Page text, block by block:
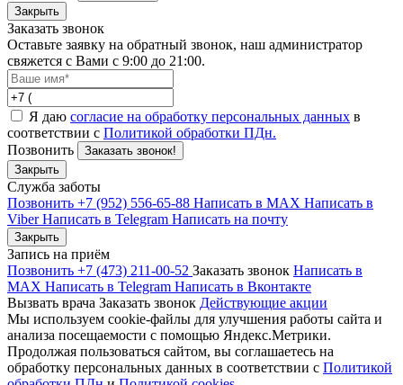
Закрыть
Заказать звонок
Оставьте заявку на обратный звонок, наш администратор
свяжется с Вами с 9:00 до 21:00.
Я даю согласие на обработку персональных данных в
соответствии с Политикой обработки ПДн.
Позвонить
Заказать звонок!
Закрыть
Служба заботы
Позвонить +7 (952) 556-65-88 Написать в MAX Написать в
ViberНаписать в Telegram Написать на почту
Закрыть
Запись на приём
Позвонить +7 (473) 211-00-52 Заказать звонок Написать в
MAX Написать в Telegram Написать в Вконтакте
Вызвать врача Заказать звонок Действующие акции
Мы используем cookie-файлы для улучшения работы сайта и
анализа посещаемости с помощью Яндекс.Метрики.
Продолжая пользоваться сайтом, вы соглашаетесь на
обработку персональных данных в соответствии с Политикой